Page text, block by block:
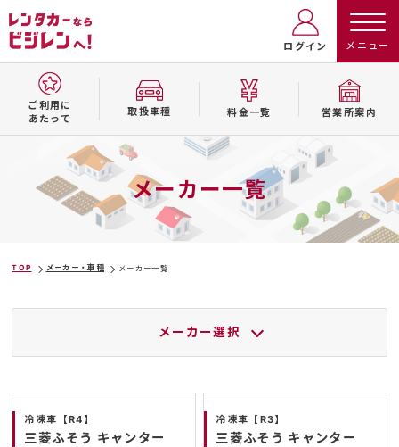
ログイン
ご利用に
あたって
取扱⾞種 料⾦⼀覧 営業所案内
メーカー一覧
TOP メーカー・車種 メーカー一覧
メーカー選択
冷凍車【R4】
三菱ふそう キャンター
冷凍車【R3】
三菱ふそう キャンター